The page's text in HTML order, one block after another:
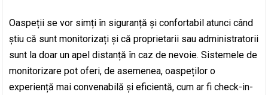
Oaspeții se vor simți în siguranță și confortabil atunci când
știu că sunt monitorizați și că proprietarii sau administratorii
sunt la doar un apel distanță în caz de nevoie. Sistemele de
monitorizare pot oferi, de asemenea, oaspeților o
experiență mai convenabilă și eficientă, cum ar fi check-in-